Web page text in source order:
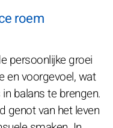
roem
persoonlijke groei
en voorgevoel, wat
balans te brengen.
genot van het leven